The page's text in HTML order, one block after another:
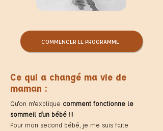
COMMENCER LE PROGRAMME
Ce qui a changé ma vie de
maman :
Qu'on m'explique comment fonctionne le
sommeil d'un bébé !!!
Pour mon second bébé, je me suis faite